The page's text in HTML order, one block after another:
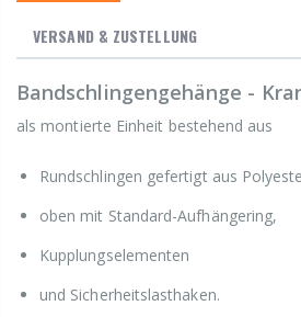
VERSAND & ZUSTELLUNG
Bandschlingengehänge -
als montierte Einheit bestehend aus
Rundschlingen gefertigt aus
oben mit Standard-Aufhängering,
Kupplungselementen
und Sicherheitslasthaken.